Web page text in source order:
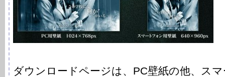
ダウンロードページは、PC壁紙の他、ス